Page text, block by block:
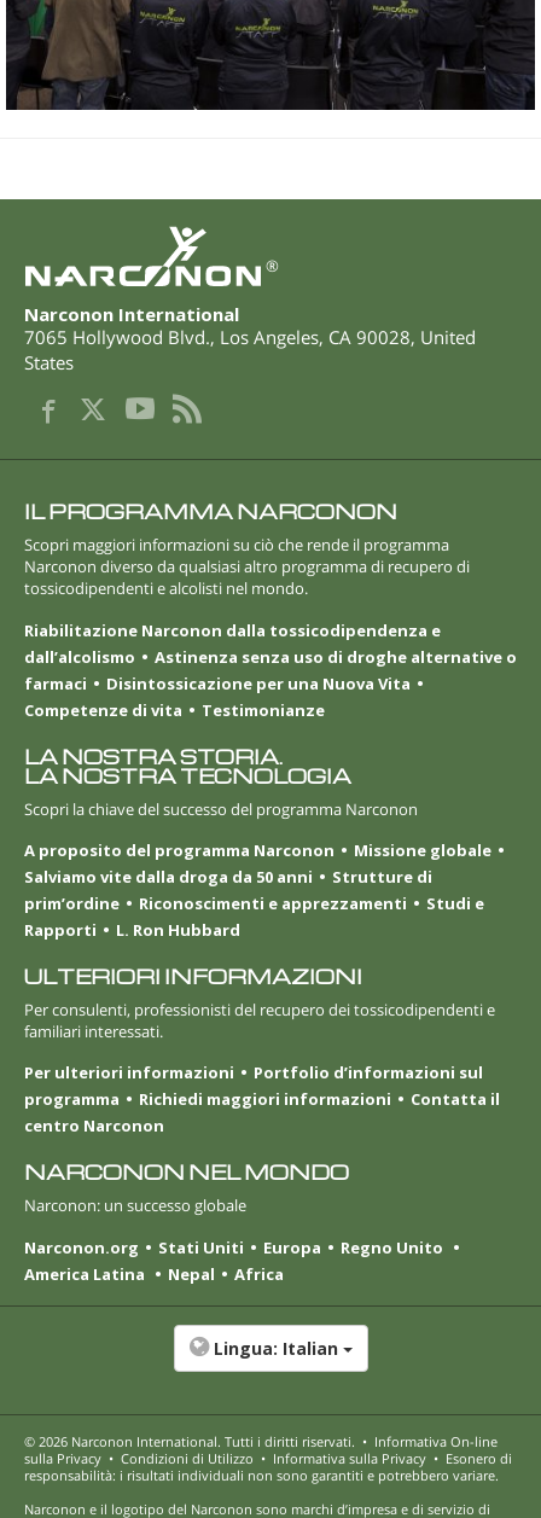
®
Narconon International
7065 Hollywood Blvd., Los Angeles, CA 90028, United
States
IL PROGRAMMA NARCONON
Scopri maggiori informazioni su ciò che rende il programma
Narconon diverso da qualsiasi altro programma di recupero di
tossicodipendenti e alcolisti nel mondo.
Riabilitazione Narconon dalla tossicodipendenza e
dall’alcolismo
Astinenza senza uso di droghe alternative o
farmaci
Disintossicazione per una Nuova Vita
Competenze di vita
Testimonianze
LA NOSTRA STORIA.
LA NOSTRA TECNOLOGIA
Scopri la chiave del successo del programma Narconon
A proposito del programma Narconon
Missione globale
Salviamo vite dalla droga da 50 anni
Strutture di
prim’ordine
Riconoscimenti e apprezzamenti
Studi e
Rapporti
L. Ron Hubbard
ULTERIORI INFORMAZIONI
Per consulenti, professionisti del recupero dei tossicodipendenti e
familiari interessati.
Per ulteriori informazioni
Portfolio d’informazioni sul
programma
Richiedi maggiori informazioni
Contatta il
centro Narconon
NARCONON NEL MONDO
Narconon: un successo globale
Narconon.org
Stati Uniti Europa
Regno Unito
America Latina
Nepal Africa
Lingua: Italian
© 2026 Narconon International. Tutti i diritti riservati. • Informativa On-line
sulla Privacy • Condizioni di Utilizzo • Informativa sulla Privacy • Esonero di
responsabilità: i risultati individuali non sono garantiti e potrebbero variare.
Narconon e il logotipo del Narconon sono marchi d’impresa e di servizio di